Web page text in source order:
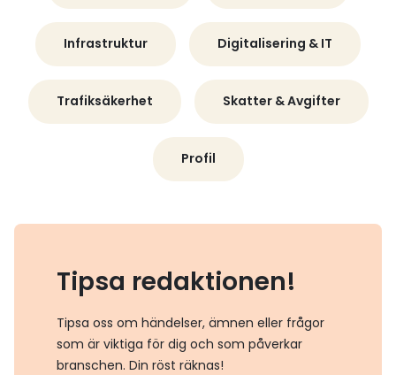
Infrastruktur Digitalisering & IT
Trafiksäkerhet Skatter & Avgifter
Profil
Tipsa redaktionen!
Tipsa oss om händelser, ämnen eller frågor
som är viktiga för dig och som påverkar
branschen. Din röst räknas!